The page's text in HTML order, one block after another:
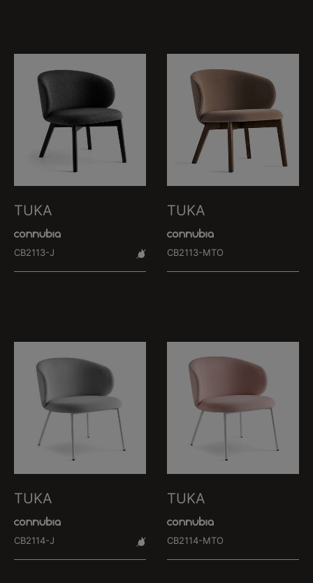
TUKA
CB2113-J
TUKA
CB2113-MTO
TUKA
CB2114-J
TUKA
CB2114-MTO